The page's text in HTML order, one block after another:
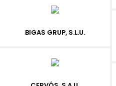
BIGAS GRUP, S.L.U.